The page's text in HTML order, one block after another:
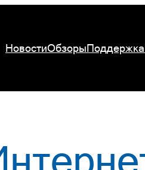
НовостиОбзорыПоддержка